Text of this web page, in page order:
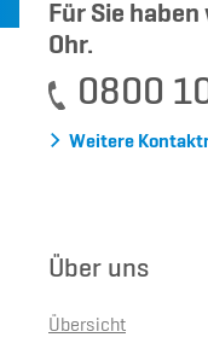
Für Sie
Ohr.
0800
Weitere
Über uns
Übersicht